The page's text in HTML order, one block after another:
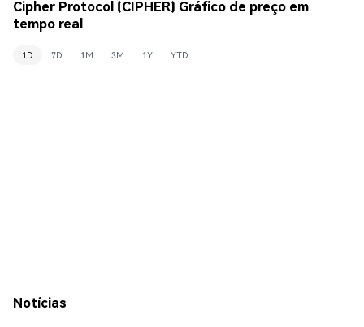
Cipher Protocol (CIPHER) Gráfico de preço em
tempo real
1D 7D 1M 3M 1Y YTD
Notícias